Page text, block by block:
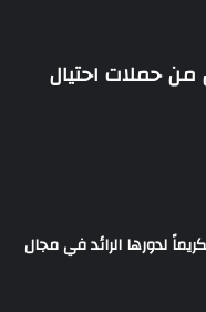
من حملات احتيال
لدورها الرائد في مجال